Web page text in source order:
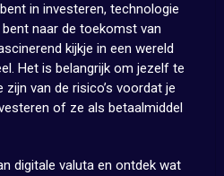
in investeren, technologie
naar de toekomst van
kijkje in een wereld
Het is belangrijk om jezelf te
van de risico’s voordat je
of ze als betaalmiddel
digitale valuta en ontdek wat